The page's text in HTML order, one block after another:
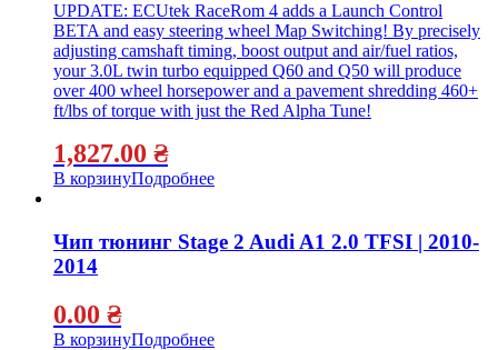
UPDATE: ECUtek RaceRom 4 adds a Launch Control
BETA and easy steering wheel Map Switching! By precisely
adjusting camshaft timing, boost output and air/fuel ratios,
your 3.0L twin turbo equipped Q60 and Q50 will produce
over 400 wheel horsepower and a pavement shredding 460+
ft/lbs of torque with just the Red Alpha Tune!
1,827.00 ₴
В корзинуПодробнее
Чип тюнинг Stage 2 Audi A1 2.0 TFSI | 2010-
2014
0.00 ₴
В корзинуПодробнее